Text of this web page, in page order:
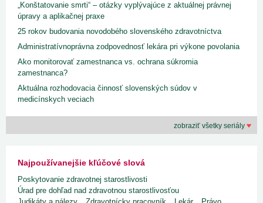
„Konštatovanie smrti“ – otázky vyplývajúce z aktuálnej právnej
úpravy a aplikačnej praxe
25 rokov budovania novodobého slovenského zdravotníctva
Administratívnoprávna zodpovednosť lekára pri výkone povolania
Ako monitorovať zamestnanca vs. ochrana súkromia
zamestnanca?
Aktuálna rozhodovacia činnosť slovenských súdov v
medicínskych veciach
zobraziť všetky seriály
Najpoužívanejšie kľúčové slová
Poskytovanie zdravotnej starostlivosti
Úrad pre dohľad nad zdravotnou starostlivosťou